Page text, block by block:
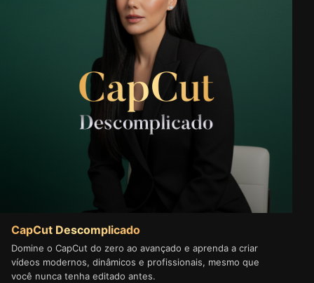
CapCut Descomplicado
Domine o CapCut do zero ao avançado e aprenda a criar
vídeos modernos, dinâmicos e profissionais, mesmo que
você nunca tenha editado antes.